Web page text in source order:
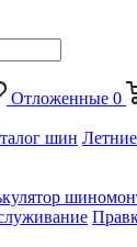
Отложенные 0
шин